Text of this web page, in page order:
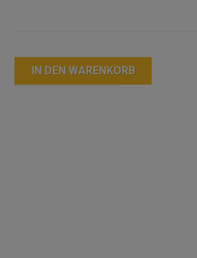
IN DEN WARENKORB